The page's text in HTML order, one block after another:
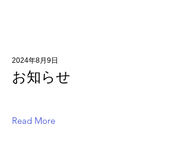
2024年8月9日
お知らせ
Read More